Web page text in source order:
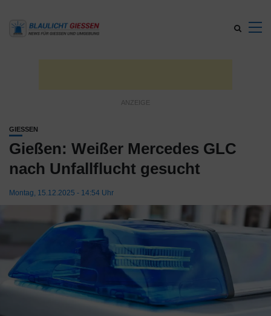
GIESSEN
Gießen: Weißer Mercedes GLC
nach Unfallflucht gesucht
Montag, 15.12.2025 - 14:54 Uhr